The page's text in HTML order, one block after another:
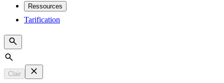
Ressources
Tarification
Search
Clair